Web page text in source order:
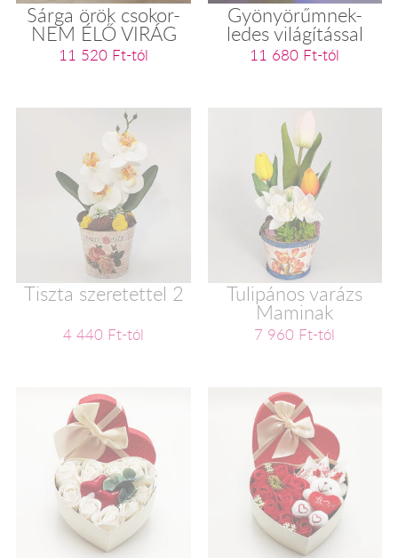
Sárga örök csokor-
NEM ÉLŐ VIRÁG
11 520 Ft-tól
Gyönyörűmnek-
ledes világítással
11 680 Ft-tól
Tiszta szeretettel 2
4 440 Ft-tól
Tulipános varázs
Maminak
7 960 Ft-tól